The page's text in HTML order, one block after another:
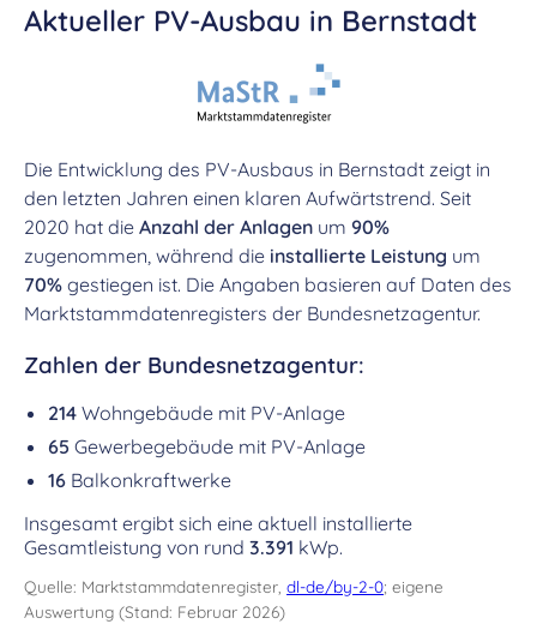
Aktueller PV-Ausbau in Bernstadt
Die Entwicklung des PV-Ausbaus in Bernstadt zeigt in
den letzten Jahren einen klaren Aufwärtstrend. Seit
2020 hat die Anzahl der Anlagen um 90%
zugenommen, während die installierte Leistung um
70% gestiegen ist. Die Angaben basieren auf Daten des
Marktstammdatenregisters der Bundesnetzagentur.
Zahlen der Bundesnetzagentur:
214 Wohngebäude mit PV-Anlage
65 Gewerbegebäude mit PV-Anlage
16 Balkonkraftwerke
Insgesamt ergibt sich eine aktuell installierte
Gesamtleistung von rund 3.391 kWp.
Quelle: Marktstammdatenregister, dl-de/by-2-0; eigene
Auswertung (Stand: Februar 2026)